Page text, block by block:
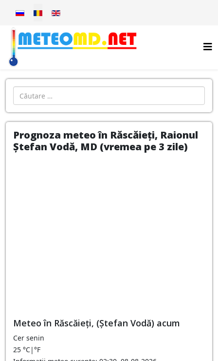
Selectați limba dvs
Introdu localitatea:
Prognoza meteo în Răscăieți, Raionul
Ștefan Vodă, MD (vremea pe 3 zile)
Meteo în Răscăieţi, (Ștefan Vodă) acum
Cer senin
25 °C|°F